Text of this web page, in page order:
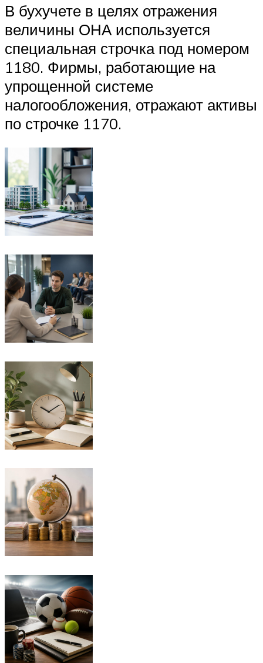
В бухучете в целях отражения
величины ОНА используется
специальная строчка под номером
1180. Фирмы, работающие на
упрощенной системе
налогообложения, отражают активы
по строчке 1170.